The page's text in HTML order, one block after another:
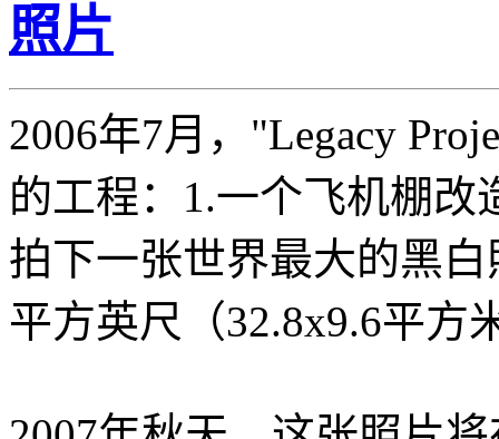
照片
2006年7月，"Legacy
的工程：1.一个飞机棚改
拍下一张世界最大的黑白
平方英尺（32.8x9.6平方